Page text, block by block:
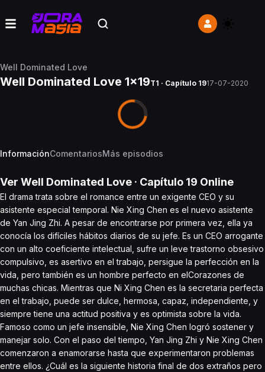
Well Dominated Love
Well Dominated Love 1x19T1 · Capítulo 1917-07-2020
InformaciónComentariosMás episodios
Ver Well Dominated Love · Capítulo 19 Online
El drama trata sobre el romance entre un exigente CEO y su
asistente especial temporal. Nie Xing Chen es el nuevo asistente
de Yan Jing Zhi. A pesar de encontrarse por primera vez, ella ya
conocía los difíciles hábitos diarios de su jefe. Es un CEO arrogante
con un alto coeficiente intelectual, sufre un leve trastorno obsesivo
compulsivo, es asertivo en el trabajo, persigue la perfección en la
vida, pero también es un hombre perfecto en elCorazones de
muchas chicas. Mientras que Ni Xing Chen es la secretaria perfecta
en el trabajo, puede ser dulce, hermosa, capaz, independiente, y
siempre tiene una actitud positiva y es optimista sobre la vida.
Famoso como un jefe insensible, Nie Xing Chen logró sostener y
manejar solo. Con el paso del tiempo, Yan Jing Zhi y Nie Xing Chen
comenzaron a enamorarse hasta que experimentaron problemas
entre ellos. ¿Cuál es la siguiente historia final de dos extraños pero